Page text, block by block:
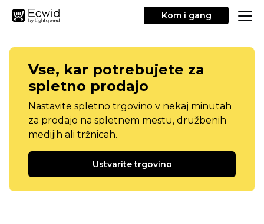
Kom i gang
Vse, kar potrebujete za
spletno prodajo
Nastavite spletno trgovino v nekaj minutah
za prodajo na spletnem mestu, družbenih
medijih ali tržnicah.
Ustvarite trgovino